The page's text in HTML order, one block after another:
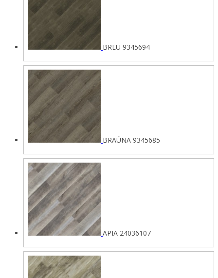
BREU 9345694
BRAÚNA 9345685
APIA 24036107